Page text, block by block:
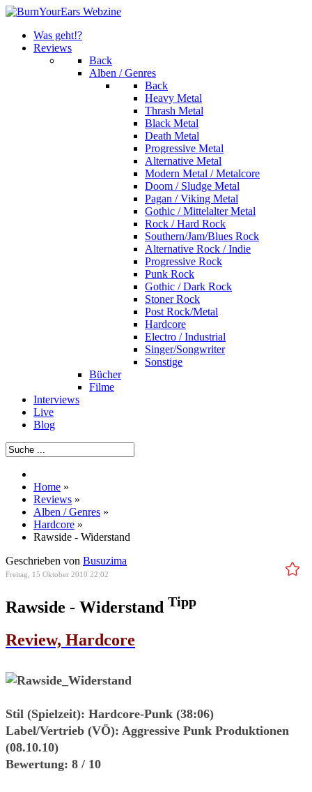
Was geht!?
Reviews
Back
Alben / Genres
Back
Heavy Metal
Thrash Metal
Black Metal
Death Metal
Progressive Metal
Alternative Metal
Modern Metal / Metalcore
Doom / Sludge Metal
Pagan / Viking Metal
Gothic / Mittelalter Metal
Rock / Hard Rock
Southern/Jam/Blues Rock
Alternative Rock / Indie
Progressive Rock
Punk Rock
Gothic / Dark Rock
Stoner Rock
Post Rock/Metal
Hardcore
Electro / Industrial
Singer/Songwriter
Sonstige
Bücher
Filme
Interviews
Live
Blog
Home »
Reviews »
Alben / Genres »
Hardcore »
Rawside - Widerstand
Geschrieben von Busuzima
Freitag, 15 Oktober 2010 22:02
Rawside - Widerstand Tipp
Review, Hardcore
Stil (Spielzeit): Hardcore-Punk (38:06)
Label/Vertrieb (VÖ): Aggressive Punk Produktionen
(08.10.10)
Bewertung: 8 / 10